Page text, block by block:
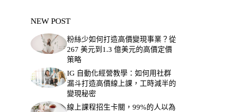
NEW POST
粉絲少如何打造高價變現事業？從
267 美元到1.3 億美元的高價定價
策略
IG 自動化經營教學：如何用社群
漏斗打造高價線上課，工時減半的
變現秘密
線上課程招生卡關，99%的人以為